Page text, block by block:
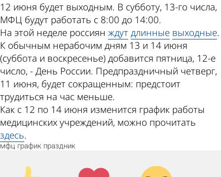
12 июня будет выходным. В субботу, 13-го числа,
МФЦ будут работать с 8:00 до 14:00.
На этой неделе россиян ждутдлинные выходные.
К обычным нерабочим дням 13 и 14 июня
(суббота и воскресенье) добавится пятница, 12-е
число, - День России. Предпраздничный четверг,
11 июня, будет сокращенным: предстоит
трудиться на час меньше.
Как с 12 по 14 июня изменится график работы
медицинских учреждений, можно прочитать
здесь.
мфц график праздник
Палец
Лайк!
Дикий